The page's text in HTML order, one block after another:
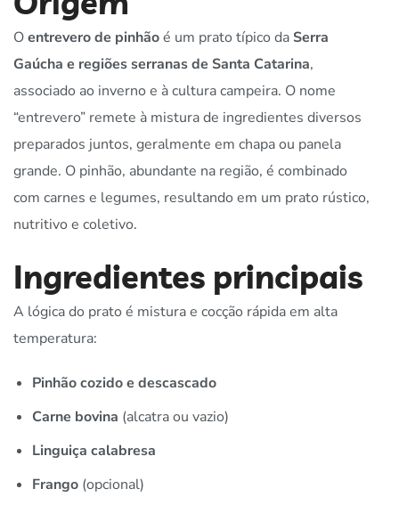
Oentrevero de pinhãoé um prato típico da Serra
Gaúcha e regiões serranas de Santa Catarina,
associado ao inverno e à cultura campeira. O nome
“entrevero” remete à mistura de ingredientes diversos
preparados juntos, geralmente em chapa ou panela
grande. O pinhão, abundante na região, é combinado
com carnes e legumes, resultando em um prato rústico,
nutritivo e coletivo.
Ingredientes principais
A lógica do prato é mistura e cocção rápida em alta
temperatura:
Pinhão cozido e descascado
Carne bovina (alcatra ou vazio)
Linguiça calabresa
Frango(opcional)